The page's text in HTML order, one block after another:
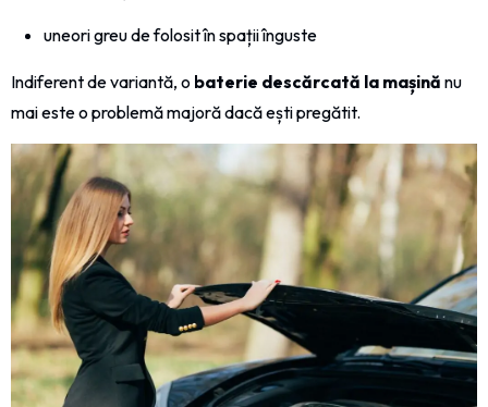
uneori greu de folosit în spații înguste
Indiferent de variantă, o baterie descărcată la mașină nu
mai este o problemă majoră dacă ești pregătit.